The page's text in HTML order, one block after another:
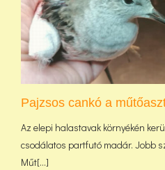
Pajzsos cankó a
Az elepi halastavak környékén
csodálatos partfutó madár. Jobb
Műt[...]